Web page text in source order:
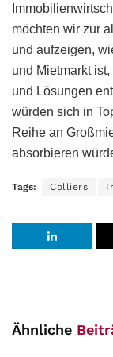
möchten wir zur
und aufzeigen,
und Mietmarkt
und Lösungen
würden sich in
Reihe an
absorbieren
Tags: Colliers
Ähnliche